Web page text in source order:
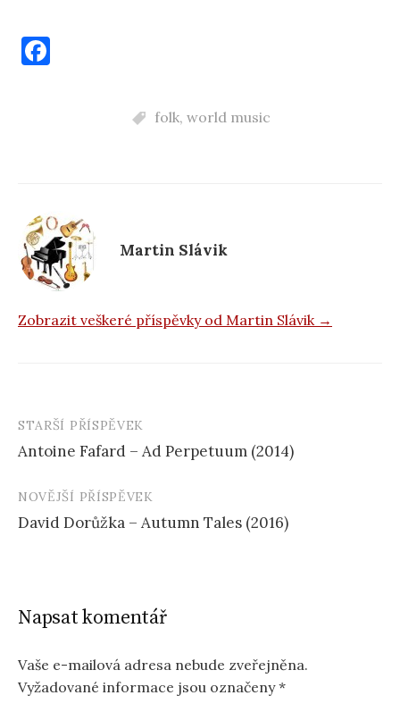
o
k
folk, world music
Martin Slávik
Zobrazit veškeré příspěvky od Martin Slávik →
Navigace
příspěvku
STARŠÍ PŘÍSPĚVEK
Antoine Fafard – Ad Perpetuum (2014)
NOVĚJŠÍ PŘÍSPĚVEK
David Dorůžka – Autumn Tales (2016)
Napsat komentář
Vaše e-mailová adresa nebude zveřejněna.
Vyžadované informace jsou označeny*